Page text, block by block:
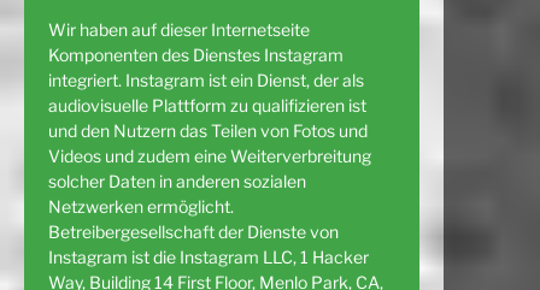
Wir haben auf dieser Internetseite
Komponenten des Dienstes Instagram
integriert. Instagram ist ein Dienst, der als
audiovisuelle Plattform zu qualifizieren ist
und den Nutzern das Teilen von Fotos und
Videos und zudem eine Weiterverbreitung
solcher Daten in anderen sozialen
Netzwerken ermöglicht.
Betreibergesellschaft der Dienste von
Instagram ist die Instagram LLC, 1 Hacker
Way, Building 14 First Floor, Menlo Park, CA,